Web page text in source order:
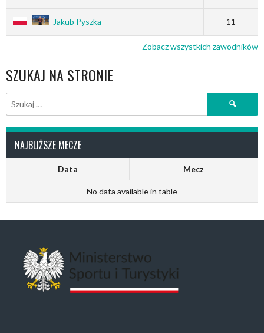
Jakub Pyszka 11
Zobacz wszystkich zawodników
SZUKAJ NA STRONIE
Szukaj:
NAJBLIŻSZE MECZE
Data Mecz
No data available in table